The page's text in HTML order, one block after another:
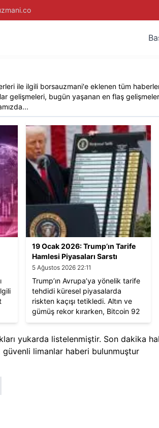
ile ilgili borsauzmani'e eklenen tüm
gelişmeleri, bugün yaşanan en flaş
19 Ocak 2026: Trump’ın Tarife
Hamlesi Piyasaları Sarstı
5 Ağustos 2026 22:11
Trump’ın Avrupa’ya yönelik tarife
tehdidi küresel piyasalarda
riskten kaçışı tetikledi. Altın ve
gümüş rekor kırarken, Bitcoin 92
bin dolara geriledi.
yukarda listelenmiştir. Son dakika
güvenli limanlar haberi bulunmuştur